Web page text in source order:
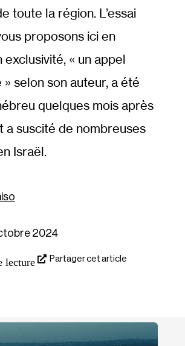
toute la région. L’essai
proposons ici en
exclusivité, « un appel
selon son auteur, a été
quelques mois après
a suscité de nombreuses
Israël.
2024
lecture Partager cet article